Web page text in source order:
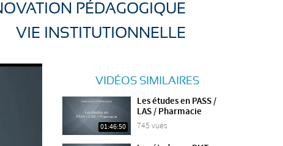
PÉDAGOGIQUE
VIE INSTITUTIONNELLE
VIDÉOS SIMILAIRES
01:46:50
Les études en PASS /
LAS / Pharmacie
745 vues